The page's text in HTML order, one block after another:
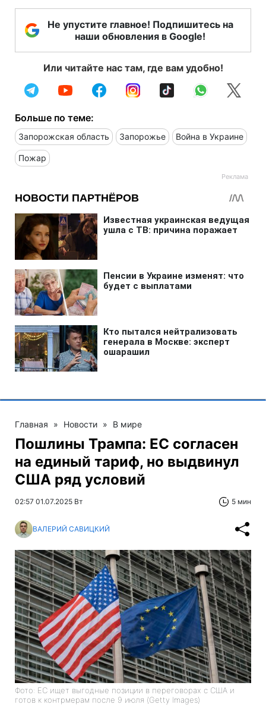
Не упустите главное! Подпишитесь на
наши обновления в Google!
Или читайте нас там, где вам удобно!
Больше по теме:
Запорожская область Запорожье Война в Украине
Пожар
Главная » Новости » В мире
Пошлины Трампа: ЕС согласен
на единый тариф, но выдвинул
США ряд условий
02:57 01.07.2025 Вт 5 мин
ВАЛЕРИЙ САВИЦКИЙ
Фото: ЕС ищет выгодные позиции в переговорах с США и
готов к контрмерам после 9 июля (Getty Images)